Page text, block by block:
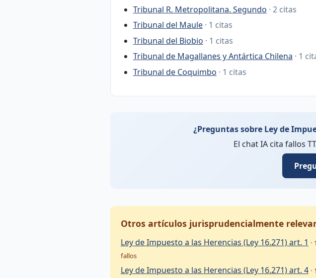
Tribunal R. Metropolitana. Segundo · 2 citas
Tribunal del Maule · 1 citas
Tribunal del Biobio · 1 citas
Tribunal de Magallanes y Antártica Chilena · 1
Tribunal de Coquimbo · 1 citas
¿Preguntas sobre Ley de
El chat IA cita fallos
Otros artículos jurisprudencialmente
Ley de Impuesto a las Herencias (Ley 16.271) art. 1 ·
fallos
Ley de Impuesto a las Herencias (Ley 16.271) art. 4 ·